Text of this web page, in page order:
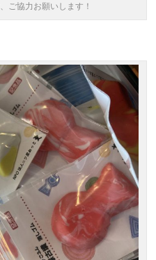
ご協力お願いします！